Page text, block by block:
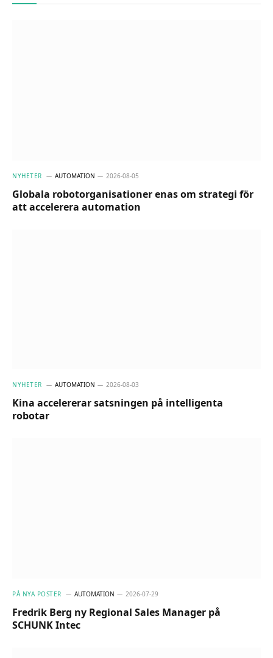
NYHETER AUTOMATION 2026-08-05
Globala robotorganisationer enas om strategi för
att accelerera automation
NYHETER AUTOMATION 2026-08-03
Kina accelererar satsningen på intelligenta
robotar
PÅ NYA POSTER AUTOMATION 2026-07-29
Fredrik Berg ny Regional Sales Manager på
SCHUNK Intec